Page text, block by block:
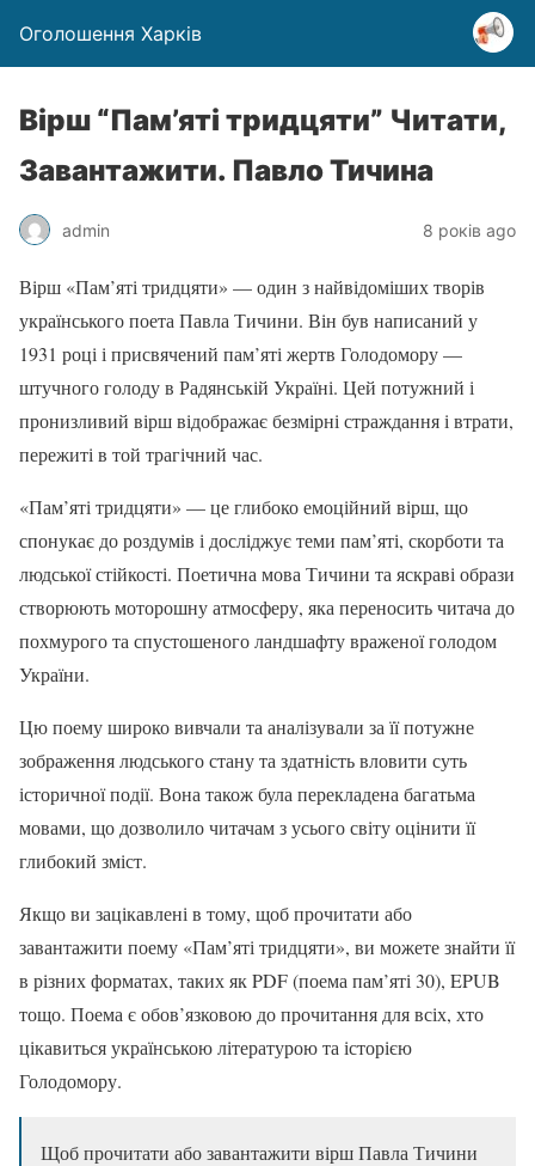
Оголошення Харків
Вірш “Пам’яті тридцяти” Читати,
Завантажити. Павло Тичина
admin 8 років ago
Вірш «Пам’яті тридцяти» — один з найвідоміших творів
українського поета Павла Тичини. Він був написаний у
1931 році і присвячений пам’яті жертв Голодомору —
штучного голоду в Радянській Україні. Цей потужний і
пронизливий вірш відображає безмірні страждання і втрати,
пережиті в той трагічний час.
«Пам’яті тридцяти» — це глибоко емоційний вірш, що
спонукає до роздумів і досліджує теми пам’яті, скорботи та
людської стійкості. Поетична мова Тичини та яскраві образи
створюють моторошну атмосферу, яка переносить читача до
похмурого та спустошеного ландшафту враженої голодом
України.
Цю поему широко вивчали та аналізували за її потужне
зображення людського стану та здатність вловити суть
історичної події. Вона також була перекладена багатьма
мовами, що дозволило читачам з усього світу оцінити її
глибокий зміст.
Якщо ви зацікавлені в тому, щоб прочитати або
завантажити поему «Пам’яті тридцяти», ви можете знайти її
в різних форматах, таких як PDF (поема пам’яті 30), EPUB
тощо. Поема є обов’язковою до прочитання для всіх, хто
цікавиться українською літературою та історією
Голодомору.
Щоб прочитати або завантажити вірш Павла Тичини